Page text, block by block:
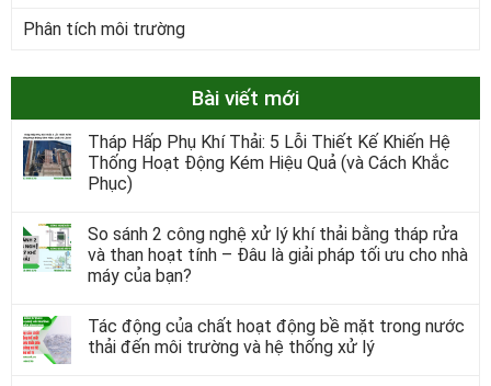
Phân tích môi trường
Bài viết mới
Tháp Hấp Phụ Khí Thải: 5 Lỗi Thiết Kế Khiến Hệ
Thống Hoạt Động Kém Hiệu Quả (và Cách Khắc
Phục)
So sánh 2 công nghệ xử lý khí thải bằng tháp rửa
và than hoạt tính – Đâu là giải pháp tối ưu cho nhà
máy của bạn?
Tác động của chất hoạt động bề mặt trong nước
thải đến môi trường và hệ thống xử lý